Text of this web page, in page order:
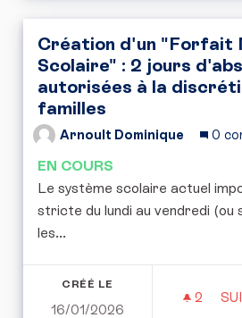
Création d'un "Forfait
Scolaire" : 2 jours
autorisées à la
familles
Arnoult Dominique 0
EN COURS
Le système scolaire actuel
stricte du lundi au vendredi (ou
les...
CRÉÉ LE
16/01/2026
2 2